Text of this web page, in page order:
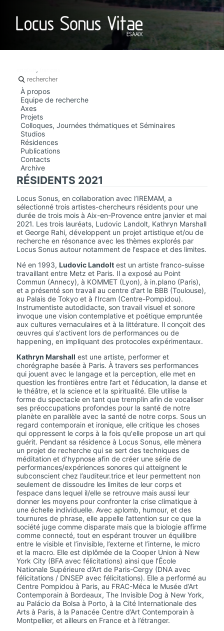
,
À propos
Equipe de recherche
Axes
Projets
Colloques, Journées thématiques et Séminaires
Studios
Résidences
Publications
Contacts
Archive
RÉSIDENTS 2021
Locus Sonus, en collaboration avec l’IREMAM, a
sélectionné trois artistes-chercheurs résidents pour une
durée de trois mois à Aix-en-Provence entre janvier et mai
2021. Les trois lauréats, Ludovic Landolt, Kathryn Marshall
et George Rahi, développent un projet artistique et/ou de
recherche en résonance avec les thèmes explorés par
Locus Sonus autour notamment de l'espace et des limites.
Né en 1993, Ludovic Landolt est un artiste franco-suisse
travaillant entre Metz et Paris. Il a exposé au Point
Commun (Annecy), à KOMMET (Lyon), à in.plano (Paris),
et a présenté son travail au centre d’art le BBB (Toulouse),
au Palais de Tokyo et à l’Ircam (Centre-Pompidou).
Instrumentiste autodidacte, son travail visuel et sonore
invoque une vision contemplative et poétique empruntée
aux cultures vernaculaires et à la littérature. Il conçoit des
œuvres qui s'activent lors de performances ou de
happening, en impliquant des protocoles expérimentaux.
Kathryn Marshall est une artiste, performer et
chorégraphe basée à Paris. À travers ses performances
qui jouent avec le langage et la perception, elle met en
question les frontières entre l’art et l'éducation, la danse et
le théâtre, et la science et la spiritualité. Elle utilise la
forme du spectacle en tant que tremplin afin de vocaliser
ses préoccupations profondes pour la santé de notre
planète en parallèle avec la santé de notre corps. Sous un
regard contemporain et ironique, elle critique les choses
qui oppressent le corps à la fois qu'elle propose un art qui
guérit. Pendant sa résidence à Locus Sonus, elle mènera
un projet de recherche qui se sert des techniques de
méditation et d’hypnose afin de créer une série de
performances/expériences sonores qui atteignent le
subconscient chez l’auditeur.trice et leur permettent non
seulement de dissoudre les limites de leur corps et
l’espace dans lequel il/elle se retrouve mais aussi leur
donner les moyens pour confronter la crise climatique à
une échelle individuelle. Avec aplomb, humour, et des
tournures de phrase, elle appelle l’attention sur ce que la
société juge comme disparate mais que la biologie affirme
comme connecté, tout en espérant trouver un équilibre
entre le visible et l’invisible, l’externe et l’interne, le micro
et la macro. Elle est diplômée de la Cooper Union à New
York City (BFA avec félicitations) ainsi que l’École
Nationale Supérieure d’Art de Paris-Cergy (DNA avec
félicitations / DNSEP avec félicitations). Elle a performé au
Centre Pompidou à Paris, au FRAC-Méca le Musée d’Art
Contemporain à Bordeaux, The Invisible Dog à New York,
au Palácio da Bolsa à Porto, à la Cité Internationale des
Arts à Paris, à la Panacée Centre d’Art Contemporain à
Montpellier, et ailleurs en France et à l’étranger.